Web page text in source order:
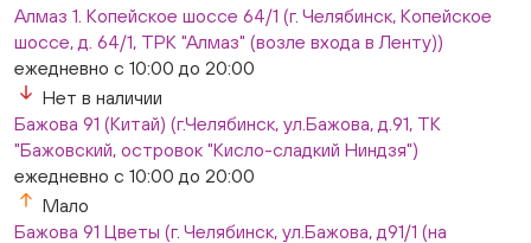
Алмаз 1. Копейское шоссе 64/1 (г. Челябинск, Копейское
шоссе, д. 64/1, ТРК "Алмаз" (возле входа в Ленту))
ежедневно с 10:00 до 20:00
Нет в наличии
Бажова 91 (Китай) (г.Челябинск, ул.Бажова, д.91, ТК
"Бажовский, островок "Кисло-сладкий Ниндзя")
ежедневно с 10:00 до 20:00
Мало
Бажова 91 Цветы (г. Челябинск, ул.Бажова, д91/1 (на